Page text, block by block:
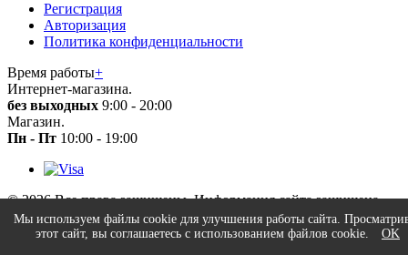
Мы используем файлы cookie для улучшения работы сайта.
этот сайт, вы соглашаетесь с использованием файлов cookie.
OK
Регистрация
Авторизация
Политика конфиденциальности
Время работы+
Интернет-магазина.
без выходных 9:00 - 20:00
Магазин.
Пн - Пт 10:00 - 19:00
© 2026 Все права защищены. Информация сайта защищена
законом об авторских правах. Вся информация на сайте носит
справочный характер и не является публичной офертой.